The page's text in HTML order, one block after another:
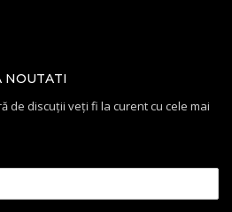
NOUTATI
de discuții veți fi la curent cu cele mai